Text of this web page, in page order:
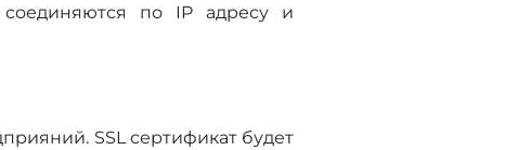
по IP адресу и
SSL сертификат будет